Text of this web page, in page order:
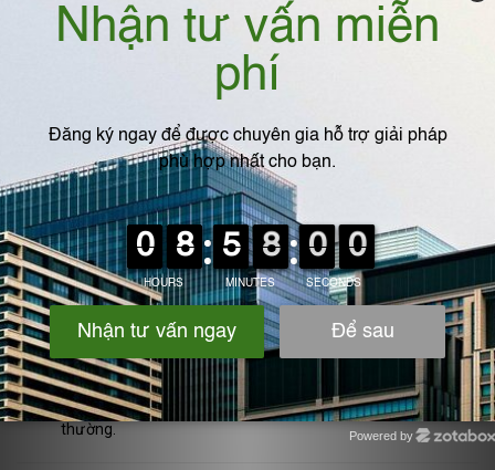
bám bụi
sát dòng khí
6. Tiêu chuẩn kỹ thuật cần lưu ý
⏺️Điện trở bề mặt:10⁴ – 10⁶ Ω (theo tiêu chuẩn IEC 61340-
Nhiệt độ làm việc:0 – 90°C (PP dẫn điện vẫn giữ ổn
định).
⏺️Áp suất làm việc:≤ 0.5 MPa (tùy độ dày).
PP + carbon black hoặc graphite powder.
⏺️Màu sắc:đen, xám đậm – giúp phân biệt với ống PP
thường.
Powered by